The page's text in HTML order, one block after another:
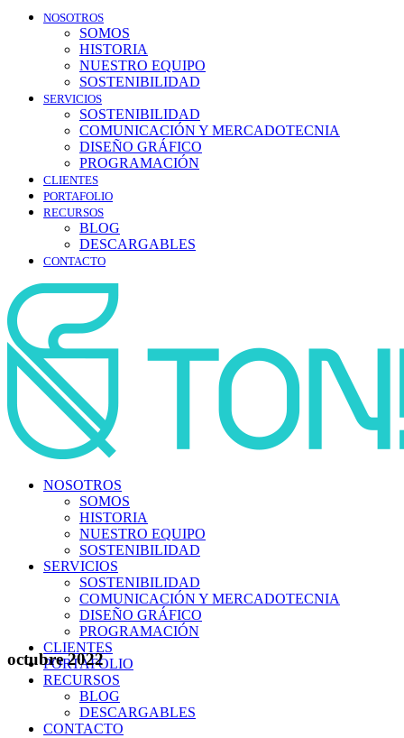
NOSOTROS
SOMOS
HISTORIA
NUESTRO EQUIPO
SOSTENIBILIDAD
SERVICIOS
SOSTENIBILIDAD
COMUNICACIÓN Y MERCADOTECNIA
DISEÑO GRÁFICO
PROGRAMACIÓN
CLIENTES
PORTAFOLIO
RECURSOS
BLOG
DESCARGABLES
CONTACTO
NOSOTROS
SOMOS
HISTORIA
NUESTRO EQUIPO
SOSTENIBILIDAD
SERVICIOS
SOSTENIBILIDAD
COMUNICACIÓN Y MERCADOTECNIA
DISEÑO GRÁFICO
PROGRAMACIÓN
CLIENTES
PORTAFOLIO
RECURSOS
BLOG
DESCARGABLES
CONTACTO
octubre 2022